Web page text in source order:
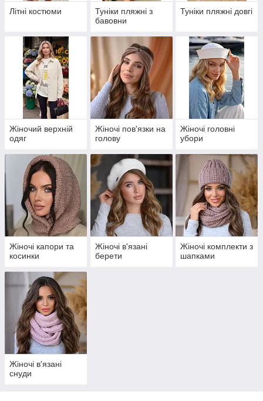
Літні костюми
Туніки пляжні з
бавовни
Туніки пляжні довгі
Жіночий верхній
одяг
Жіночі пов'язки на
голову
Жіночі головні
убори
Жіночі капори та
косинки
Жіночі в'язані
берети
Жіночі комплекти з
шапками
Жіночі в'язані
снуди